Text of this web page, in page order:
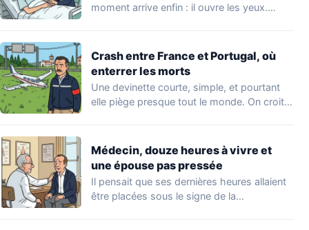
moment arrive enfin : il ouvre les yeux.…
Crash entre France et Portugal, où
enterrer les morts
Une devinette courte, simple, et pourtant
elle piège presque tout le monde. On croit…
Médecin, douze heures à vivre et
une épouse pas pressée
Il pensait que ses dernières heures allaient
être placées sous le signe de la…